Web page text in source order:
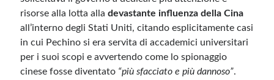
risorse alla lotta alladevastante influenza della Cina
all’interno degli Stati Uniti, citando esplicitamente casi
in cui Pechino si era servita di accademici universitari
per i suoi scopi e avvertendo come lo spionaggio
cinese fosse diventato “più sfacciato e più dannoso”.